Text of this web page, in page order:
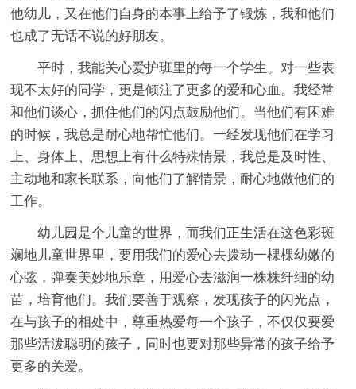
他幼儿，又在他们自身的本事上给予了锻炼，我和他们
也成了无话不说的好朋友。
平时，我能关心爱护班里的每一个学生。对一些表
现不太好的同学，更是倾注了更多的爱和心血。我经常
和他们谈心，抓住他们的闪点鼓励他们。当他们有困难
的时候，我总是耐心地帮忙他们。一经发现他们在学习
上、身体上、思想上有什么特殊情景，我总是及时性、
主动地和家长联系，向他们了解情景，耐心地做他们的
工作。
幼儿园是个儿童的世界，而我们正生活在这色彩斑
斓地儿童世界里，要用我们的爱心去拨动一棵棵幼嫩的
心弦，弹奏美妙地乐章，用爱心去滋润一株株纤细的幼
苗，培育他们。我们要善于观察，发现孩子的闪光点，
在与孩子的相处中，尊重热爱每一个孩子，不仅仅要爱
那些活泼聪明的孩子，同时也要对那些异常的孩子给予
更多的关爱。